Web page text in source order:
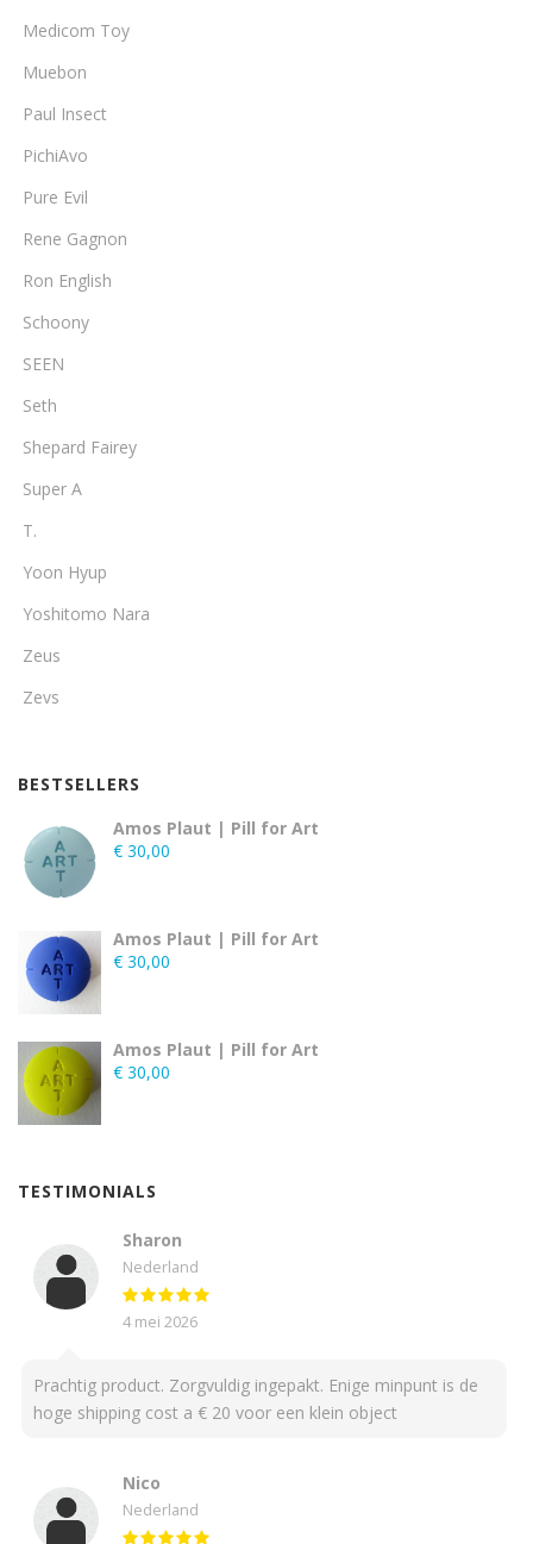
Medicom Toy
Muebon
Paul Insect
PichiAvo
Pure Evil
Rene Gagnon
Ron English
Schoony
SEEN
Seth
Shepard Fairey
Super A
T.
Yoon Hyup
Yoshitomo Nara
Zeus
Zevs
BESTSELLERS
Amos Plaut | Pill for Art
€ 30,00
Amos Plaut | Pill for Art
€ 30,00
Amos Plaut | Pill for Art
€ 30,00
TESTIMONIALS
Sharon
Nederland
4 mei 2026
Prachtig product. Zorgvuldig ingepakt. Enige minpunt is de
hoge shipping cost a € 20 voor een klein object
Nico
Nederland